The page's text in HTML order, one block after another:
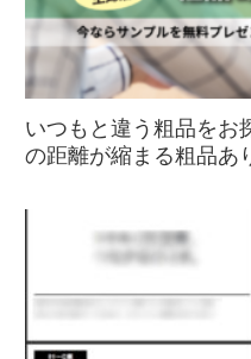
いつもと違う粗品をお
の距離が縮まる粗品あ